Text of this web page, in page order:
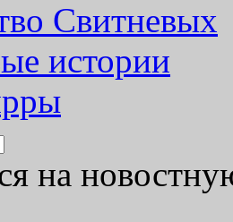
Свитневых
истории
на